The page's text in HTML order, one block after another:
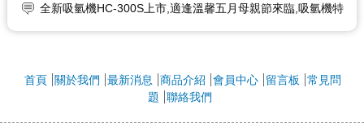
全新吸氫機HC-300S上市,適逢溫馨五月母親節來臨,吸氫機特
由專人服務。預祝大家勞動節假期愉快!
☆ ★~歡迎您到留言版給我們加油打氣~☆ ★
首頁 關於我們 最新消息 商品介紹 會員中心 留言板
常見問
題
聯絡我們